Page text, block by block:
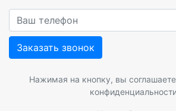
Заказать звонок
Нажимая на кнопку, вы